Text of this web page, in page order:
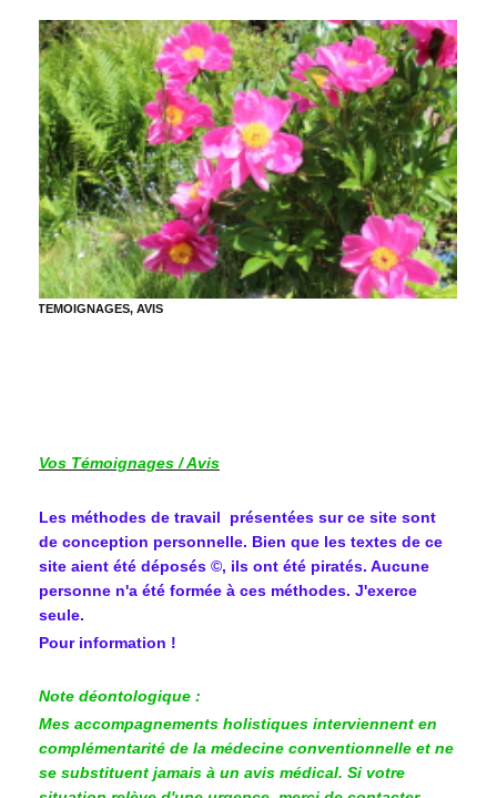
TEMOIGNAGES, AVIS
Vos Témoignages / Avis
Les méthodes de travail présentées sur ce site sont
de conception personnelle. Bien que les textes de ce
site aient été déposés ©, ils ont été piratés. Aucune
personne n'a été formée à ces méthodes. J'exerce
seule.
Pour information !
Note déontologique :
Mes accompagnements holistiques interviennent en
complémentarité de la médecine conventionnelle et ne
se substituent jamais à un avis médical. Si votre